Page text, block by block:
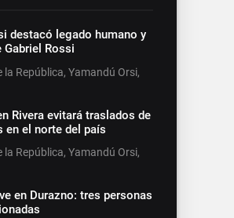
destacó legado humano y
Rossi
la República, Yamandú Orsi,
Rivera evitará traslados de
en el norte del país
la República, Yamandú Orsi,
en Durazno: tres personas